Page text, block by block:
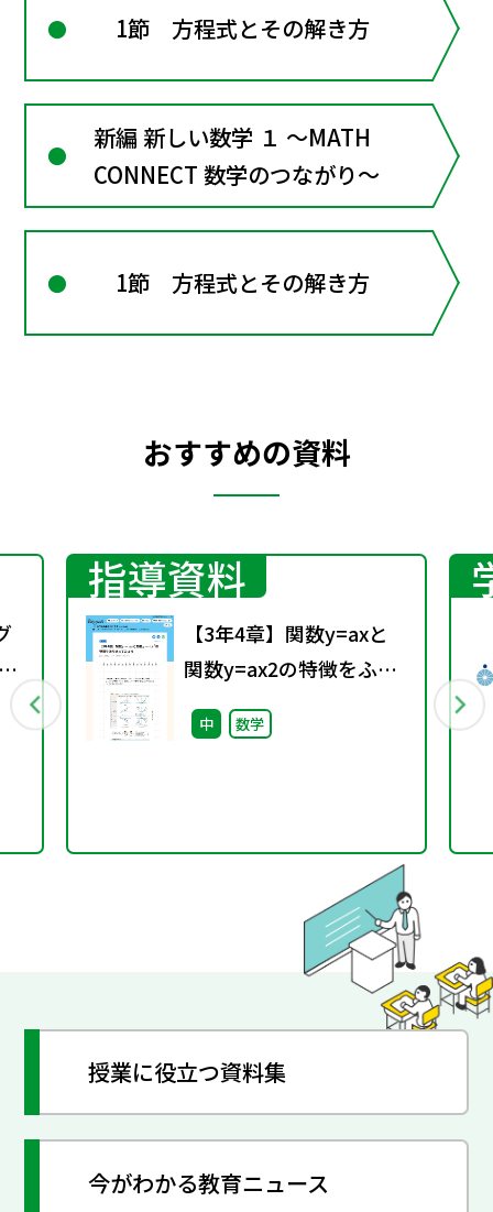
1節 方程式とその解き方
新編 新しい数学 １ ～MATH
CONNECT 数学のつながり～
1節 方程式とその解き方
おすすめの資料
指導資料
【3年4章】関数y=axと
関数y=ax2の特徴をふり
返ってみよう
中 数学
授業に役立つ資料集
今がわかる教育ニュース